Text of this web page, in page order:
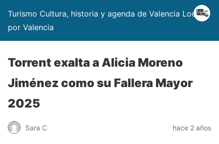
Turismo Cultura, historia y agenda de Valencia Locos
por Valencia
Torrent exalta a Alicia Moreno
Jiménez como su Fallera Mayor
2025
Sara C hace 2 años